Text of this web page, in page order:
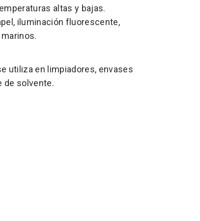
altas y bajas.
iluminación fluorescente,
utiliza en limpiadores, envases
de solvente.